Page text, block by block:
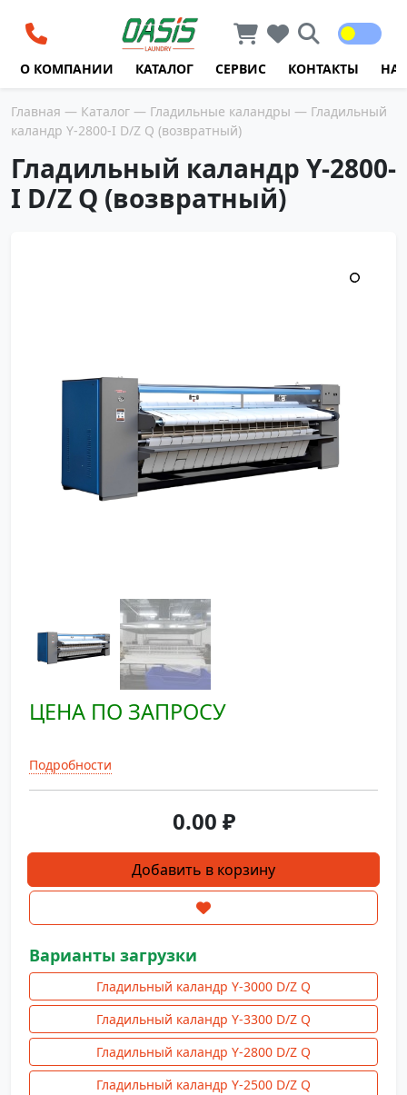
О КОМПАНИИ КАТАЛОГ СЕРВИС КОНТАКТЫ
Главная — Каталог — Гладильные каландры — Гладильный
каландр Y-2800-I D/Z Q (возвратный)
Гладильный каландр Y-2800-
I D/Z Q (возвратный)
ЦЕНА ПО ЗАПРОСУ
Подробности
0.00 ₽
Количество
товара
каландр
Y-
2800-
D/Z
Q
(возвратный)
Добавить в корзину
Варианты загрузки
Гладильный каландр Y-3000 D/Z Q
Гладильный каландр Y-3300 D/Z Q
Гладильный каландр Y-2800 D/Z Q
Гладильный каландр Y-2500 D/Z Q